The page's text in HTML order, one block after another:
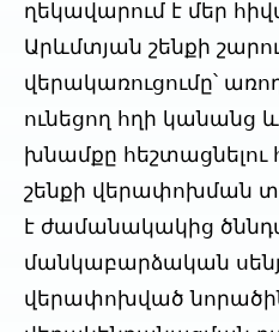
ղեկավարում է մեր
Արևմտյան շենքի
վերակառուցումը՝
ունեցող հղի կանանց
խնամքը
շենքի վերափոխման
է ժամանակակից
մանկաբարձական
վերափոխված